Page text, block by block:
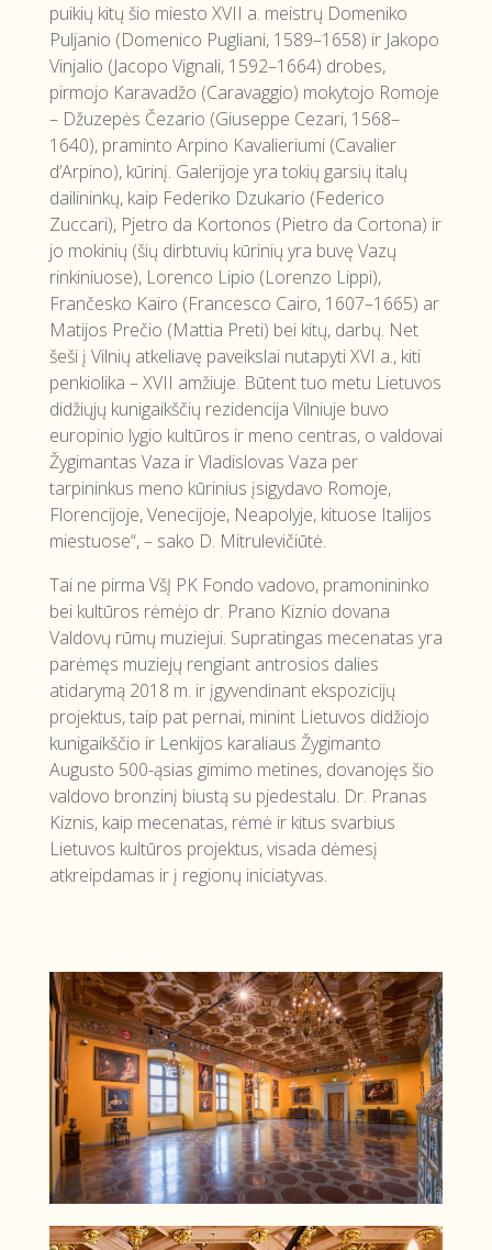
puikių kitų šio miesto XVII a. meistrų Domeniko
Puljanio (Domenico Pugliani, 1589–1658) ir Jakopo
Vinjalio (Jacopo Vignali, 1592–1664) drobes,
pirmojo Karavadžo (Caravaggio) mokytojo Romoje
– Džuzepės Čezario (Giuseppe Cezari, 1568–
1640), praminto Arpino Kavalieriumi (Cavalier
d’Arpino), kūrinį. Galerijoje yra tokių garsių italų
dailininkų, kaip Federiko Dzukario (Federico
Zuccari), Pjetro da Kortonos (Pietro da Cortona) ir
jo mokinių (šių dirbtuvių kūrinių yra buvę Vazų
rinkiniuose), Lorenco Lipio (Lorenzo Lippi),
Frančesko Kairo (Francesco Cairo, 1607–1665) ar
Matijos Prečio (Mattia Preti) bei kitų, darbų. Net
šeši į Vilnių atkeliavę paveikslai nutapyti XVI a., kiti
penkiolika – XVII amžiuje. Būtent tuo metu Lietuvos
didžiųjų kunigaikščių rezidencija Vilniuje buvo
europinio lygio kultūros ir meno centras, o valdovai
Žygimantas Vaza ir Vladislovas Vaza per
tarpininkus meno kūrinius įsigydavo Romoje,
Florencijoje, Venecijoje, Neapolyje, kituose Italijos
miestuose“, – sako D. Mitrulevičiūtė.
Tai ne pirma VšĮ PK Fondo vadovo, pramonininko
bei kultūros rėmėjo dr. Prano Kiznio dovana
Valdovų rūmų muziejui. Supratingas mecenatas yra
parėmęs muziejų rengiant antrosios dalies
atidarymą 2018 m. ir įgyvendinant ekspozicijų
projektus, taip pat pernai, minint Lietuvos didžiojo
kunigaikščio ir Lenkijos karaliaus Žygimanto
Augusto 500-ąsias gimimo metines, dovanojęs šio
valdovo bronzinį biustą su pjedestalu. Dr. Pranas
Kiznis, kaip mecenatas, rėmė ir kitus svarbius
Lietuvos kultūros projektus, visada dėmesį
atkreipdamas ir į regionų iniciatyvas.